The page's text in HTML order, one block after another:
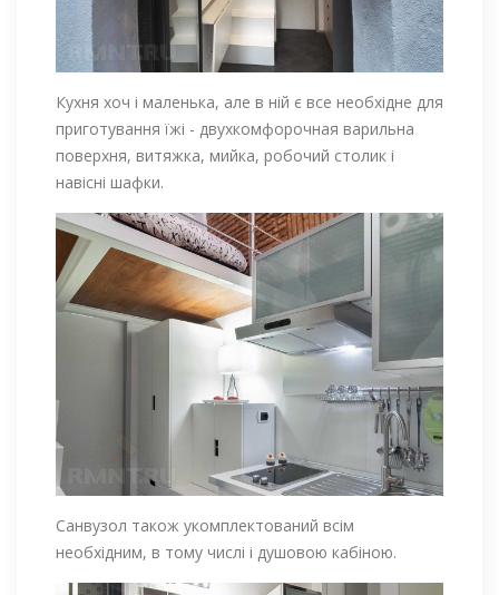
Кухня хоч і маленька, але в ній є все необхідне для
приготування їжі - двухкомфорочная варильна
поверхня, витяжка, мийка, робочий столик і
навісні шафки.
Санвузол також укомплектований всім
необхідним, в тому числі і душовою кабіною.